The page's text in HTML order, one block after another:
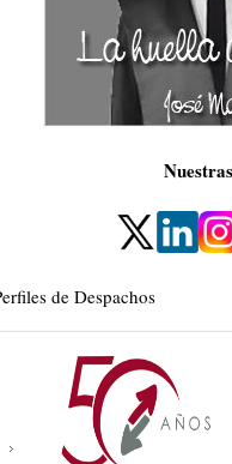
de Despachos